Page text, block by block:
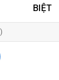
BIỆT